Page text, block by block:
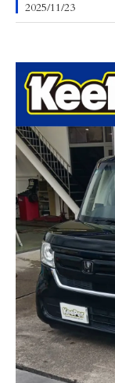
2025/11/23